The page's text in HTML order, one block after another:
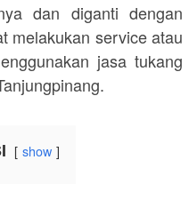
dan diganti dengan
melakukan service atau
jasa tukang
show